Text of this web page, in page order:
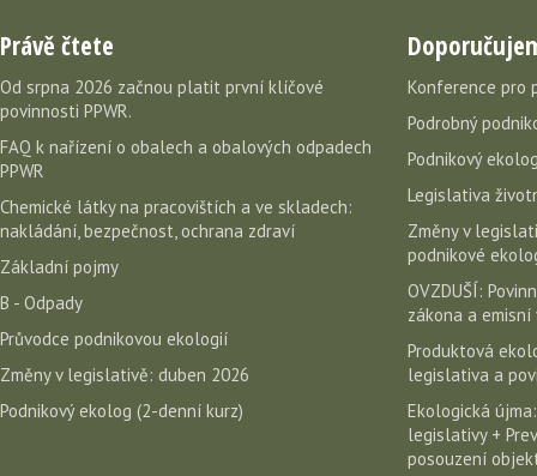
Právě čtete
Od srpna 2026 začnou platit první klíčové
povinnosti PPWR.
FAQ k nařízení o obalech a obalových odpadech
PPWR
Chemické látky na pracovištích a ve skladech:
nakládání, bezpečnost, ochrana zdraví
Základní pojmy
B - Odpady
Průvodce podnikovou ekologií
Změny v legislativě: duben 2026
Podnikový ekolog (2-denní kurz)
Konference pro
Podrobný
Podnikový
Legislativa
Změny v
podnikové
OVZDUŠÍ:
zákona a emisní
Produktová
legislativa a
Ekologická
legislativy +
posouzení